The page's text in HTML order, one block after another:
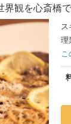
界観を心斎
ス
理
こ